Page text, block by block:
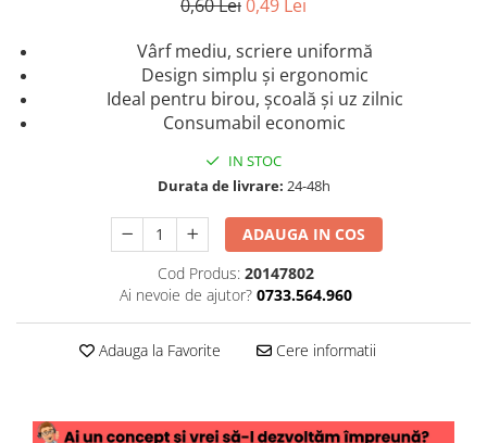
0,60 Lei0,49 Lei
Vârf mediu, scriere uniformă
Design simplu și ergonomic
Ideal pentru birou, școală și uz zilnic
Consumabil economic
IN STOC
Durata de livrare: 24-48h
ADAUGA IN COS
Cod Produs: 20147802
Ai nevoie de ajutor? 0733.564.960
Adauga la Favorite Cere informatii